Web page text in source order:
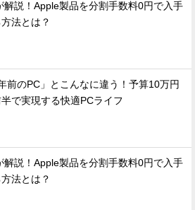
解説！Apple製品を分割手数料0円で入手
法とは？
年前のPC」とこんなに違う！予算10万円
で実現する快適PCライフ
解説！Apple製品を分割手数料0円で入手
法とは？